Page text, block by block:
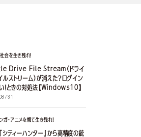
会を生き残れ！
Drive File Stream（ドライ
ルストリーム）が消えた？ログイン
！ときの対処法【Windows10】
31
ガ・アニメを観て生き残れ！
シティーハンター』から高精度の銃